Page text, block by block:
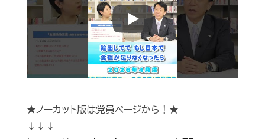
Play
★ノーカット版は党員ページから！★
↓↓↓